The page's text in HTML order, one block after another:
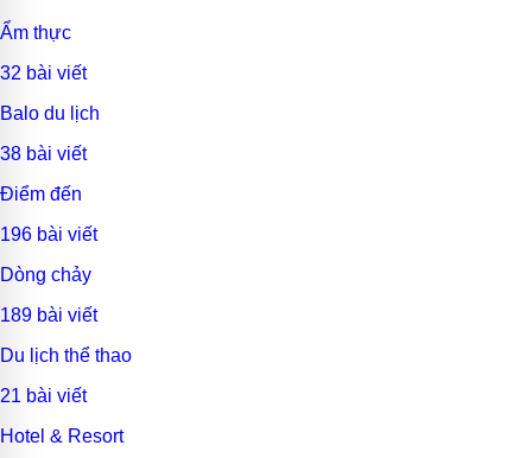
Ẩm thực
32 bài viết
Balo du lịch
38 bài viết
Điểm đến
196 bài viết
Dòng chảy
189 bài viết
Du lịch thể thao
21 bài viết
Hotel & Resort